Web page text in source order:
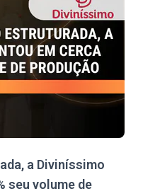
a Diviníssimo
seu volume de